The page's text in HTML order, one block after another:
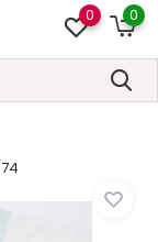
0 0